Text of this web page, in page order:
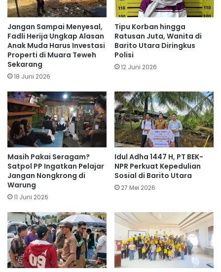
Jangan Sampai Menyesal,
Fadli Herija Ungkap Alasan
Anak Muda Harus Investasi
Properti di Muara Teweh
Sekarang
18 Juni 2026
Tipu Korban hingga
Ratusan Juta, Wanita di
Barito Utara Diringkus
Polisi
12 Juni 2026
Masih Pakai Seragam?
Satpol PP Ingatkan Pelajar
Jangan Nongkrong di
Warung
11 Juni 2026
Idul Adha 1447 H, PT BEK-
NPR Perkuat Kepedulian
Sosial di Barito Utara
27 Mei 2026